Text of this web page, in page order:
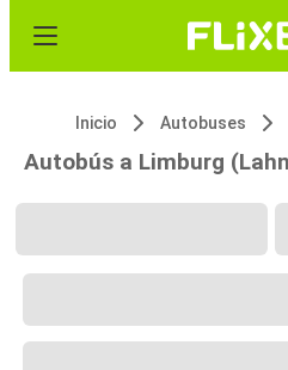
Inicio Autobuses
Autobús a Limburg